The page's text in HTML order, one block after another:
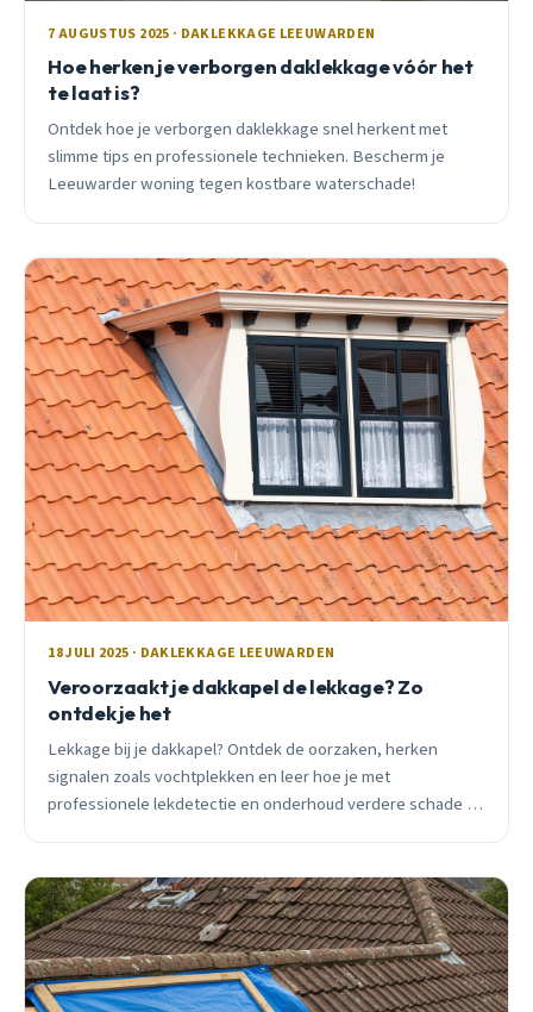
7 AUGUSTUS 2025 · DAKLEKKAGE LEEUWARDEN
Hoe herken je verborgen daklekkage vóór het
te laat is?
Ontdek hoe je verborgen daklekkage snel herkent met
slimme tips en professionele technieken. Bescherm je
Leeuwarder woning tegen kostbare waterschade!
18 JULI 2025 · DAKLEKKAGE LEEUWARDEN
Veroorzaakt je dakkapel de lekkage? Zo
ontdek je het
Lekkage bij je dakkapel? Ontdek de oorzaken, herken
signalen zoals vochtplekken en leer hoe je met
professionele lekdetectie en onderhoud verdere schade in